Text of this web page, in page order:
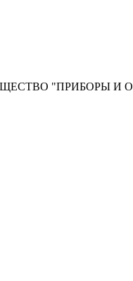
"ПРИБОРЫ И